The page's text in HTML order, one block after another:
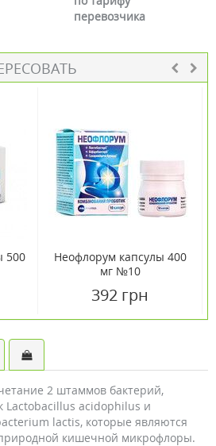
перевозчика
500
Неофлорум капсулы 400
мг №10
392 грн
2 штаммов бактерий,
Lactobacillus аcidophilus и
lactis, которые являются
кишечной микрофлоры.